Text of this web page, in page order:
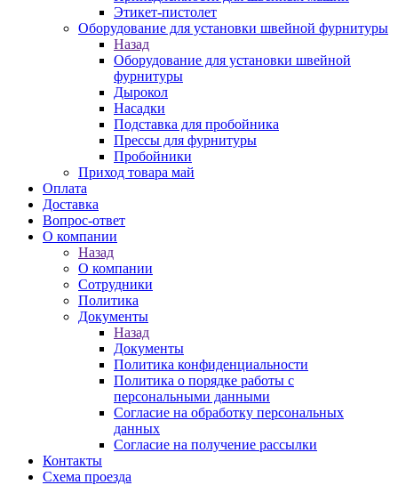
Этикет-пистолет
Оборудование для установки швейной фурнитуры
Назад
Оборудование для установки швейной
фурнитуры
Дырокол
Насадки
Подставка для пробойника
Прессы для фурнитуры
Пробойники
Приход товара май
Оплата
Доставка
Вопрос-ответ
О компании
Назад
О компании
Сотрудники
Политика
Документы
Назад
Документы
Политика конфиденциальности
Политика о порядке работы с
персональными данными
Согласие на обработку персональных
данных
Согласие на получение рассылки
Контакты
Схема проезда